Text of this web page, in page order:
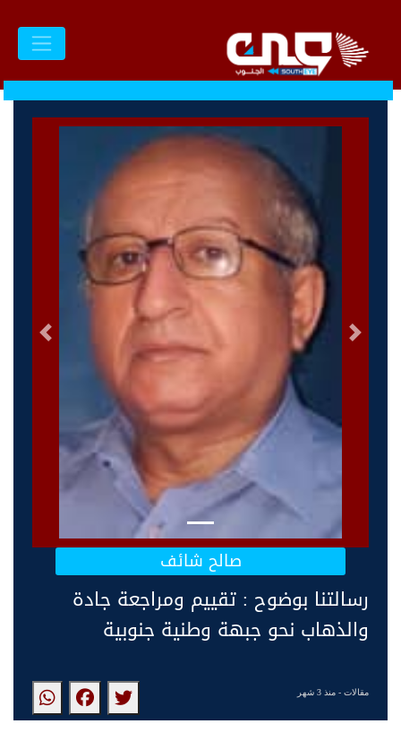
التالى السابق
صالح شائف
رسالتنا بوضوح : تقييم ومراجعة جادة
والذهاب نحو جبهة وطنية جنوبية
مقالات- منذ 3 شهر